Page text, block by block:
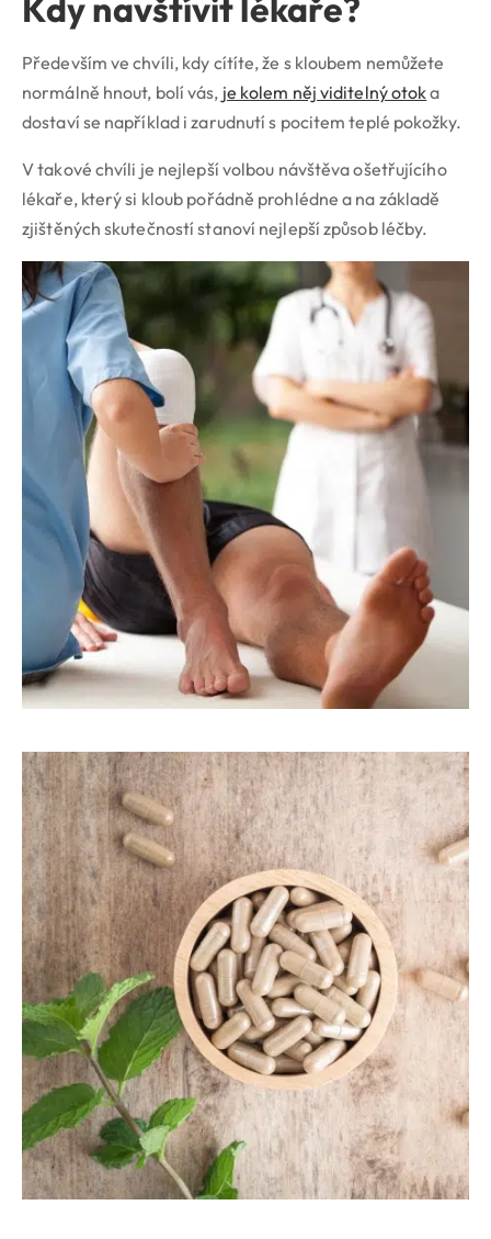
Především ve chvíli, kdy cítíte, že s kloubem nemůžete
normálně hnout, bolí vás, je kolem něj viditelný otoka
dostaví se například i zarudnutí s pocitem teplé pokožky.
V takové chvíli je nejlepší volbou návštěva ošetřujícího
lékaře, který si kloub pořádně prohlédne a na základě
zjištěných skutečností stanoví nejlepší způsob léčby.